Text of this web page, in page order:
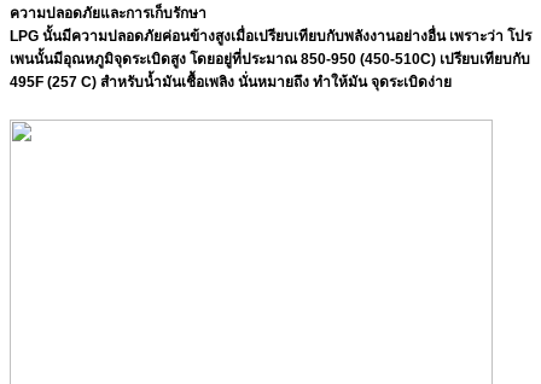
ความปลอดภัยและการเก็บรักษา
LPG นั้นมีความปลอดภัยค่อนข้างสูงเมื่อเปรียบเทียบกับพลังงานอย่างอื่น เพราะว่า โปร
เพนนั้นมีอุณหภูมิจุดระเบิดสูง โดยอยู่ที่ประมาณ 850-950 (450-510C) เปรียบเทียบกับ
495F (257 C) สำหรับน้ำมันเชื้อเพลิง นั่นหมายถึง ทำให้มัน จุดระเบิดง่าย